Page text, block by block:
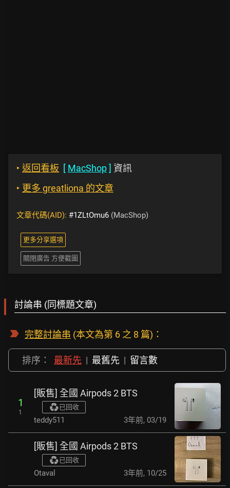
‣ 返回看板 [ MacShop] 資訊
‣ 更多 greatliona 的文章
文章代碼(AID): #1ZLtOmu6 (MacShop)
更多分享選項
關閉廣告 方便截圖
討論串 (同標題文章)
完整討論串 (本文為第 6 之 8 篇)：
排序： 最新先 | 最舊先 | 留言數
1
1
[販售] 全國 Airpods 2 BTS
已回收
teddy511 3年前, 03/19
[販售] 全國 Airpods 2 BTS
已回收
Otaval 3年前, 10/25